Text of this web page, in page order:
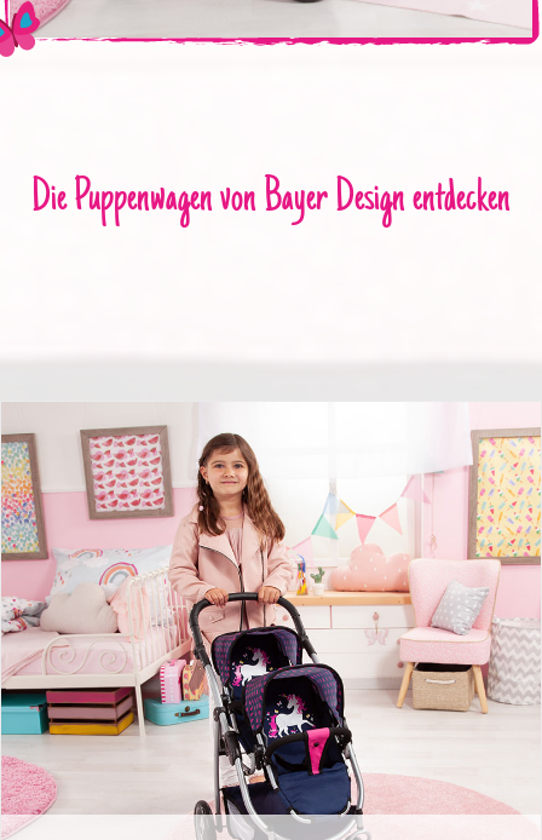
Die Puppenwagen von Bayer Design entdecken
Zwillingswagen mit Einhorn